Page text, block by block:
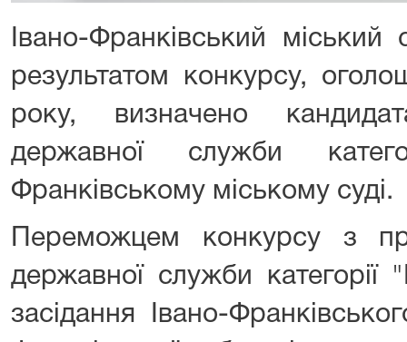
Івано-Франківський
результатом конкурсу,
року, визначено
державної служби
Франківському міському суді.
Переможцем конкурсу з
державної служби категорії
засідання Івано-